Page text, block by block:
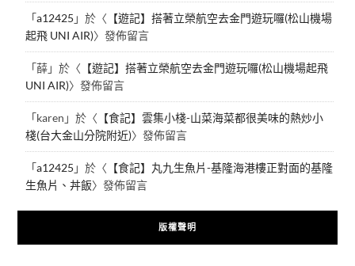
「a12425 」於〈 【遊記】搭著立榮航空去金門遊玩囉(松山機場
起飛 UNI AIR)〉發佈留言
「薛」於〈 【遊記】搭著立榮航空去金門遊玩囉(松山機場起飛
UNI AIR)〉發佈留言
「karen 」於〈 【食記】雲集小棧-山菜海菜都很美味的熱炒小
棧(台大金山分院附近)〉發佈留言
「a12425 」於〈 【食記】丸九生魚片-基隆海港樓正對面的基隆
生魚片、丼飯〉發佈留言
版權聲明